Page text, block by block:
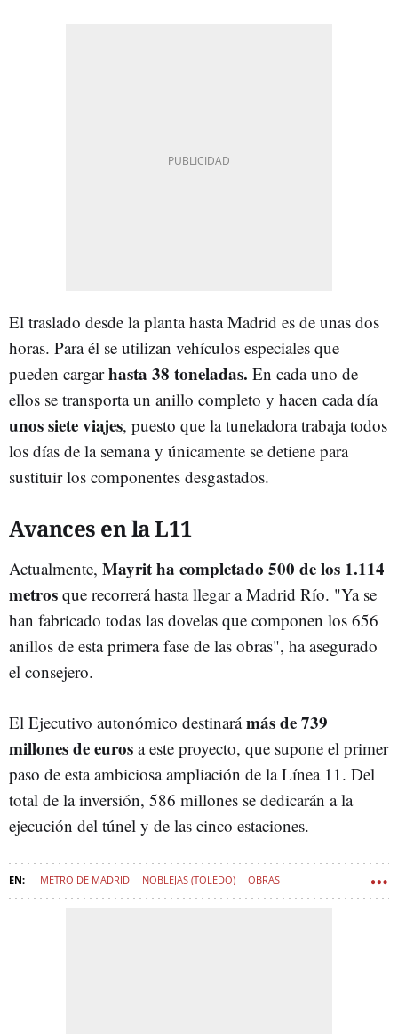
El traslado desde la planta hasta Madrid es de unas dos
horas. Para él se utilizan vehículos especiales que
pueden cargarhasta 38 toneladas. En cada uno de
ellos se transporta un anillo completo y hacen cada día
unos siete viajes, puesto que la tuneladora trabaja todos
los días de la semana y únicamente se detiene para
sustituir los componentes desgastados.
Avances en la L11
Actualmente, Mayrit ha completado 500 de los 1.114
metros que recorrerá hasta llegar a Madrid Río. "Ya se
han fabricado todas las dovelas que componen los 656
anillos de esta primera fase de las obras", ha asegurado
el consejero.
El Ejecutivo autonómico destinarámás de 739
millones de euros a este proyecto, que supone el primer
paso de esta ambiciosa ampliación de la Línea 11. Del
total de la inversión, 586 millones se dedicarán a la
ejecución del túnel y de las cinco estaciones.
METRO DE MADRID NOBLEJAS (TOLEDO) OBRAS